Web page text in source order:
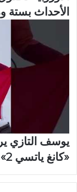
الأحداث بستة
يوسف التازي
«كانغ ياتسي 2» في سن الـ15